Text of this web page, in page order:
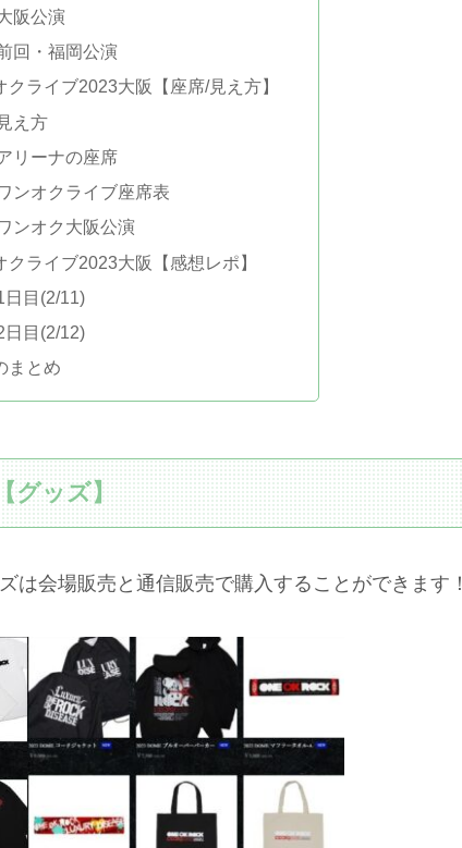
阪公演
回・福岡公演
クライブ2023大阪【座席/見え方】
見え方
リーナの座席
ンオクライブ座席表
ンオク大阪公演
クライブ2023大阪【感想レポ】
日目(2/11)
日目(2/12)
まとめ
グッズ】
は会場販売と通信販売で購入することができます！